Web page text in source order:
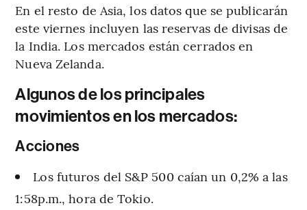
En el resto de Asia, los datos que se publicarán
este viernes incluyen las reservas de divisas de
la India. Los mercados están cerrados en
Nueva Zelanda.
Algunos de los principales
movimientos en los mercados:
Acciones
Los futuros del S&P 500 caían un 0,2% a las
1:58p.m., hora de Tokio.